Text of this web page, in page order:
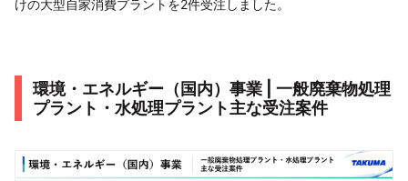
けの大型自家消費プラントを2件受注しました。
環境・エネルギー（国内）事業 | 一般廃棄物処理
プラント・水処理プラント主な受注案件